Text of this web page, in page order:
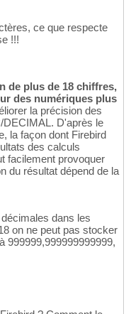
ce que respecte
!!!
de plus de 18 chiffres,
des numériques plus
la précision des
D'après le
la façon dont Firebird
des calculs
facilement provoquer
du résultat dépend de la
dans les
on ne peut pas stocker
999999,999999999999,